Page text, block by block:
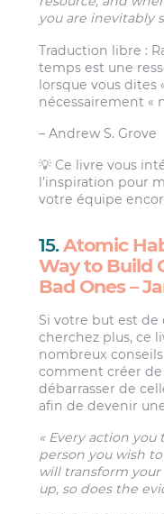
you are inevitably
Traduction libre :
temps est une
lorsque vous dites
nécessairement «
– Andrew S. Grove
💡 Ce livre vous
l’inspiration pour
votre équipe
15.Atomic
Way to Build
Bad Ones –
Si votre but est de
cherchez plus, ce
nombreux
comment créer
débarrasser de
afin de devenir
« Every action
person you wish
will transform
up, so does the